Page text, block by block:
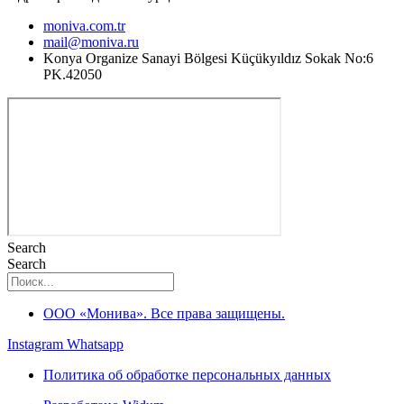
moniva.com.tr
mail@moniva.ru
Konya Organize Sanayi Bölgesi Küçükyıldız Sokak No:6
PK.42050
Search
Search
ООО «Монива». Все права защищены.
Instagram Whatsapp
Политика об обработке персональных данных